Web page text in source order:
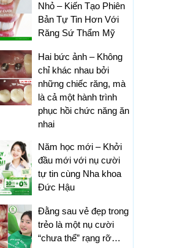
Nhỏ – Kiến Tạo Phiên
Bản Tự Tin Hơn Với
Răng Sứ Thẩm Mỹ
Hai bức ảnh – Không
chỉ khác nhau bởi
những chiếc răng, mà
là cả một hành trình
phục hồi chức năng ăn
nhai
Năm học mới – Khởi
đầu mới với nụ cười
tự tin cùng Nha khoa
Đức Hậu
Đằng sau vẻ đẹp trong
trẻo là một nụ cười
“chưa thể” rạng rỡ…